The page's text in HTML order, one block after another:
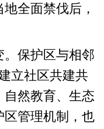
全面禁伐后，
保护区与相邻
立社区共建共
然教育、生态
区管理机制，也